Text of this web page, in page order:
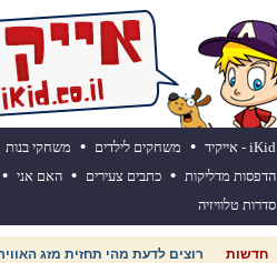
iKid - אייקיד • משחקים לילדים • משחקי בנות
הדפסות מדליקות • כתבים צעירים • האם אני •
סדרות טלוויזיה
חדשות חוגגים יום הולדת? כנסו לאתר